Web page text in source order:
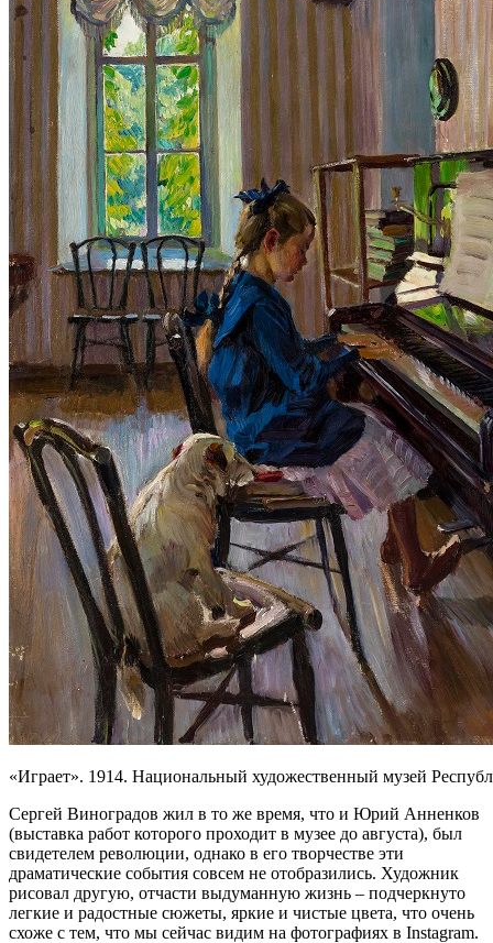
«Играет». 1914. Национальный художественный музей
Сергей Виноградов жил в то же время, что и Юрий Анненков
(выставка работ которого проходит в музее до августа), был
свидетелем революции, однако в его творчестве эти
драматические события совсем не отобразились. Художник
рисовал другую, отчасти выдуманную жизнь – подчеркнуто
легкие и радостные сюжеты, яркие и чистые цвета, что очень
схоже с тем, что мы сейчас видим на фотографиях в Instagram.